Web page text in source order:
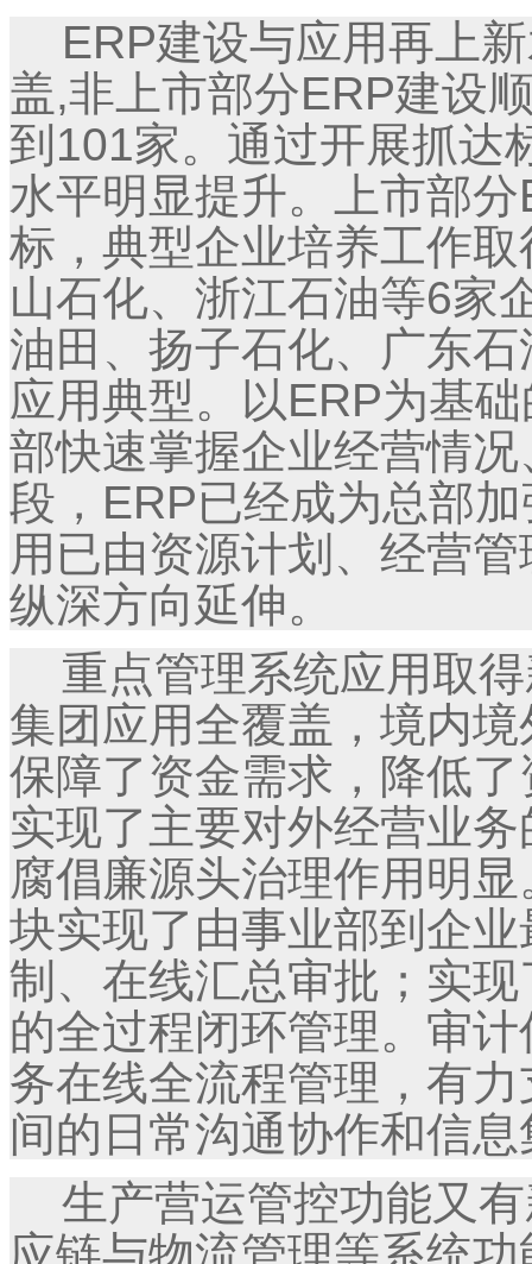
ERP建设与应用再上
盖,非上市部分ERP建设
到101家。通过开展抓达
水平明显提升。上市部
标，典型企业培养工作
山石化、浙江石油等6家
油田、扬子石化、广东
应用典型。以ERP为基
部快速掌握企业经营情
段，ERP已经成为总部
用已由资源计划、经营
纵深方向延伸。
重点管理系统应用取得
集团应用全覆盖，境内
保障了资金需求，降低
实现了主要对外经营业
腐倡廉源头治理作用明
块实现了由事业部到企
制、在线汇总审批；实
的全过程闭环管理。审
务在线全流程管理，有
间的日常沟通协作和信
生产营运管控功能又有